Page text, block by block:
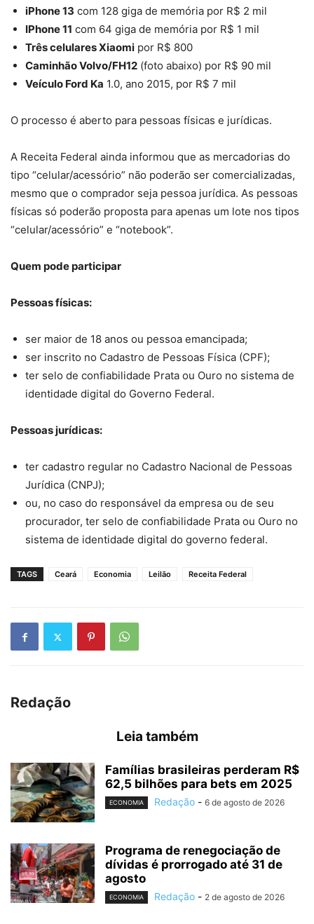
iPhone 13 com 128 giga de memória por R$ 2 mil
IPhone 11 com 64 giga de memória por R$ 1 mil
Três celulares Xiaomi por R$ 800
Caminhão Volvo/FH12 (foto abaixo) por R$ 90 mil
Veículo Ford Ka 1.0, ano 2015, por R$ 7 mil
O processo é aberto para pessoas físicas e jurídicas.
A Receita Federal ainda informou que as mercadorias do
tipo “celular/acessório” não poderão ser comercializadas,
mesmo que o comprador seja pessoa jurídica. As pessoas
físicas só poderão proposta para apenas um lote nos tipos
“celular/acessório” e “notebook”.
Quem pode participar
Pessoas físicas:
ser maior de 18 anos ou pessoa emancipada;
ser inscrito no Cadastro de Pessoas Física (CPF);
ter selo de confiabilidade Prata ou Ouro no sistema de
identidade digital do Governo Federal.
Pessoas jurídicas:
ter cadastro regular no Cadastro Nacional de Pessoas
Jurídica (CNPJ);
ou, no caso do responsável da empresa ou de seu
procurador, ter selo de confiabilidade Prata ou Ouro no
sistema de identidade digital do governo federal.
TAGS Ceará Economia Leilão Receita Federal
Redação
Leia também
Famílias brasileiras perderam R$
62,5 bilhões para bets em 2025
ECONOMIA Redação - 6 de agosto de 2026
Programa de renegociação de
dívidas é prorrogado até 31 de
agosto
ECONOMIA Redação - 2 de agosto de 2026